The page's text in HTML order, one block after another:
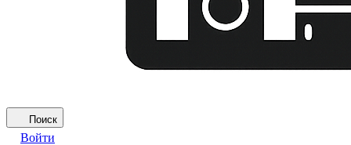
Поиск
Войти